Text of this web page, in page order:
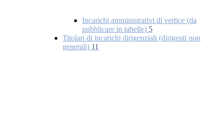
Incarichi amministrativi di vertice (da
pubblicare in tabelle) 5
Titolari di incarichi dirigenziali (dirigenti non
generali) 11